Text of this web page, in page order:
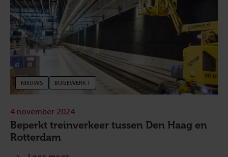
NIEUWS BIJGEWERKT
Beperkt treinverkeer tussen Den Haag en
Rotterdam
4 november 2024